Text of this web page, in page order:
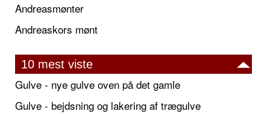
Andreasmønter
Andreaskors mønt
10 mest viste
Gulve - nye gulve oven på det gamle
Gulve - bejdsning og lakering af trægulve